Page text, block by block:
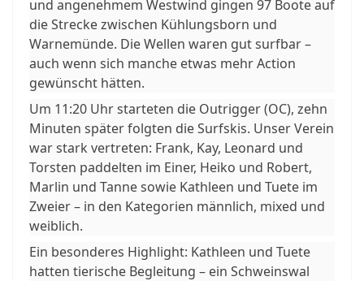
und angenehmem Westwind gingen 97 Boote auf
die Strecke zwischen Kühlungsborn und
Warnemünde. Die Wellen waren gut surfbar –
auch wenn sich manche etwas mehr Action
gewünscht hätten.
Um 11:20 Uhr starteten die Outrigger (OC), zehn
Minuten später folgten die Surfskis. Unser Verein
war stark vertreten: Frank, Kay, Leonard und
Torsten paddelten im Einer, Heiko und Robert,
Marlin und Tanne sowie Kathleen und Tuete im
Zweier – in den Kategorien männlich, mixed und
weiblich.
Ein besonderes Highlight: Kathleen und Tuete
hatten tierische Begleitung – ein Schweinswal